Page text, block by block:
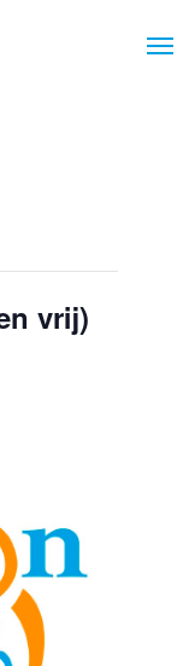
vrij)